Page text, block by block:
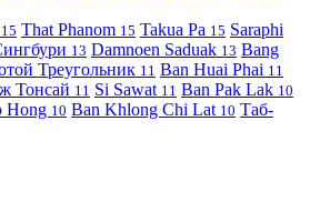
15 That Phanom 15 Takua Pa 15 Saraphi
13 Damnoen Saduak 13 Bang
Треугольник 11 Ban Huai Phai 11
Тонсай 11 Si Sawat 11 Ban Pak Lak 10
Hong 10 Ban Khlong Chi Lat 10 Таб-